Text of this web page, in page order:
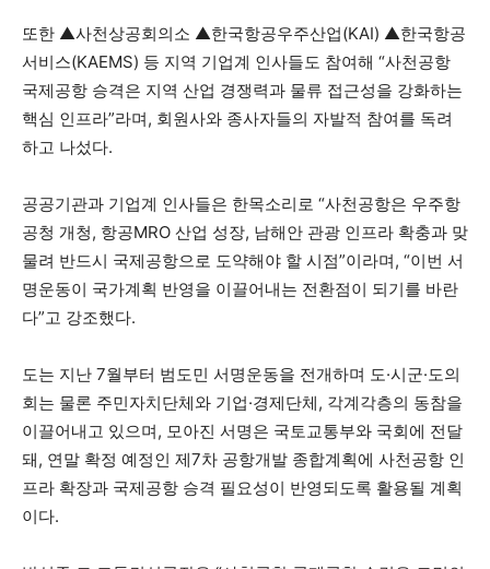
또한 ▲사천상공회의소 ▲한국항공우주산업(KAI) ▲한국항공
서비스(KAEMS) 등 지역 기업계 인사들도 참여해 “사천공항
국제공항 승격은 지역 산업 경쟁력과 물류 접근성을 강화하는
핵심 인프라”라며, 회원사와 종사자들의 자발적 참여를 독려
하고 나섰다.
공공기관과 기업계 인사들은 한목소리로 “사천공항은 우주항
공청 개청, 항공MRO 산업 성장, 남해안 관광 인프라 확충과 맞
물려 반드시 국제공항으로 도약해야 할 시점”이라며, “이번 서
명운동이 국가계획 반영을 이끌어내는 전환점이 되기를 바란
다”고 강조했다.
도는 지난 7월부터 범도민 서명운동을 전개하며 도·시군·도의
회는 물론 주민자치단체와 기업·경제단체, 각계각층의 동참을
이끌어내고 있으며, 모아진 서명은 국토교통부와 국회에 전달
돼, 연말 확정 예정인 제7차 공항개발 종합계획에 사천공항 인
프라 확장과 국제공항 승격 필요성이 반영되도록 활용될 계획
이다.